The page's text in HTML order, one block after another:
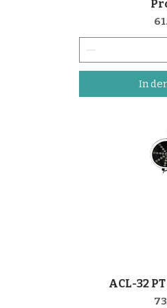
In
ACL-32